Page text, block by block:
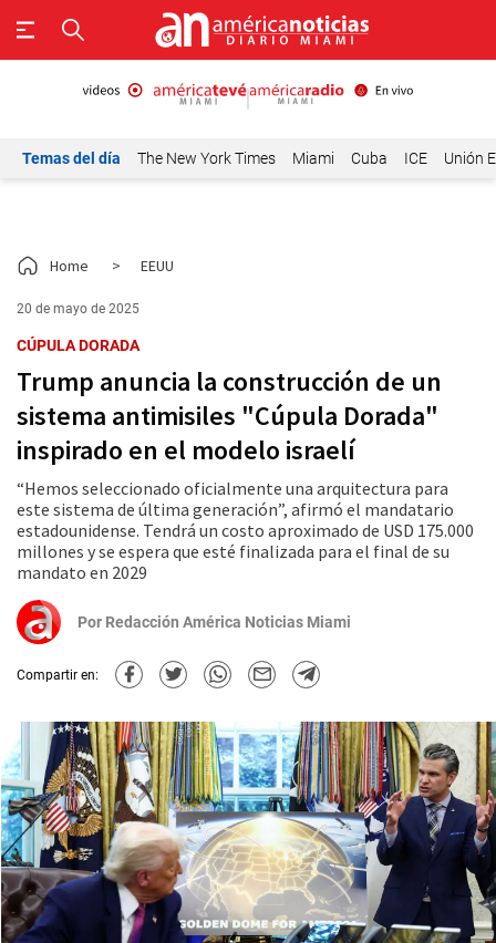
Temas del día The New York Times Miami Cuba ICE Unión
Home > EEUU
20 de mayo de 2025
CÚPULA DORADA
Trump anuncia la construcción de un
sistema antimisiles "Cúpula Dorada"
inspirado en el modelo israelí
“Hemos seleccionado oficialmente una arquitectura para
este sistema de última generación”, afirmó el mandatario
estadounidense. Tendrá un costo aproximado de USD 175.000
millones y se espera que esté finalizada para el final de su
mandato en 2029
Por Redacción América Noticias Miami
Compartir en: